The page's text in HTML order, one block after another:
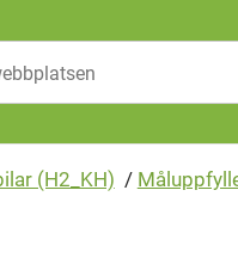
(H2_KH) /